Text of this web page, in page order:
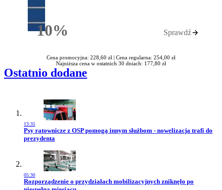
10%Rabatu Sprawdź
Cena promocyjna: 228,60 zł | Cena regularna: 254,00 zł
Najniższa cena w ostatnich 30 dniach: 177,80 zł
Ostatnio dodane
13:35
Przejdź do artykułu:
Psy ratownicze z OSP pomogą innym służbom - nowelizacja trafi do
prezydenta
05:30
Przejdź do artykułu:
Rozporządzenie o przydziałach mobilizacyjnych zniknęło po